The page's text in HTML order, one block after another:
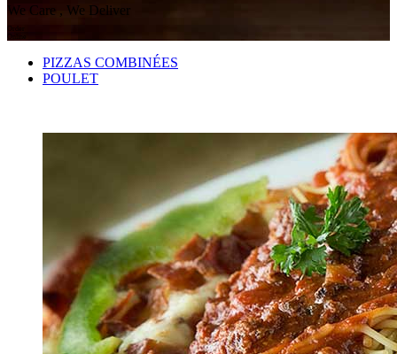
We Care , We Deliver
Online
PIZZAS COMBINÉES
POULET